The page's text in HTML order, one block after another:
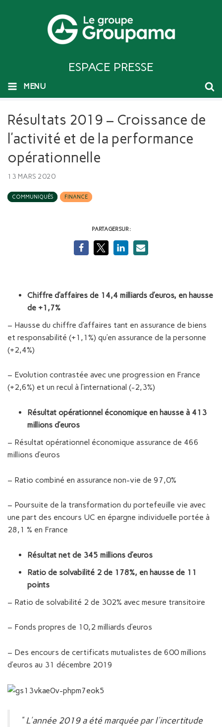
ESPACE PRESSE
MENU
Résultats 2019 – Croissance de
l’activité et de la performance
opérationnelle
13 MARS 2020
COMMUNIQUÉS FINANCE
PARTAGER SUR :
Chiffre d’affaires de 14,4 milliards d’euros, en hausse
de +1,7%
– Hausse du chiffre d’affaires tant en assurance de biens
et responsabilité (+1,1%) qu’en assurance de la personne
(+2,4%)
– Evolution contrastée avec une progression en France
(+2,6%) et un recul à l’international (-2,3%)
Résultat opérationnel économique en hausse à 413
millions d’euros
– Résultat opérationnel économique assurance de 466
millions d’euros
– Ratio combiné en assurance non-vie de 97,0%
– Poursuite de la transformation du portefeuille vie avec
une part des encours UC en épargne individuelle portée à
28,1 % en France
Résultat net de 345 millions d’euros
Ratio de solvabilité 2 de 178%, en hausse de 11
points
– Ratio de solvabilité 2 de 302% avec mesure transitoire
– Fonds propres de 10,2 milliards d’euros
– Des encours de certificats mutualistes de 600 millions
d’euros au 31 décembre 2019
" L'année 2019 a été marquée par l'incertitude